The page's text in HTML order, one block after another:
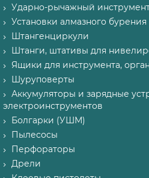
Ударно-рычажный
Установки алмазного бурения
Штангенциркули
Штанги, штативы для
Ящики для инструмента,
Шуруповерты
Аккумуляторы и зарядные
электроинструментов
Болгарки (УШМ)
Пылесосы
Перфораторы
Дрели